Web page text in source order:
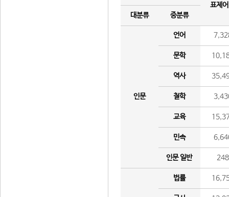
표제
대분류
중분류
인문
언어
문학
역사
철학
교육
민속
인문 일반 248
법률